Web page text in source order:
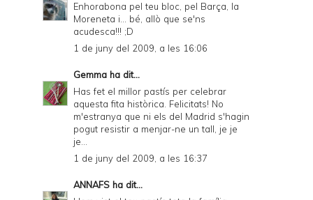
Enhorabona pel teu bloc, pel Barça, la
Moreneta i... bé, allò que se'ns
acudesca!!! ;D
1 de juny del 2009, a les 16:06
Gemma ha dit...
Has fet el millor pastís per celebrar
aquesta fita històrica. Felicitats! No
m'estranya que ni els del Madrid s'hagin
pogut resistir a menjar-ne un tall, je je
je...
1 de juny del 2009, a les 16:37
ANNAFS ha dit...